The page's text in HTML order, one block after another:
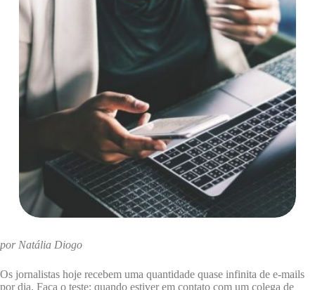
por Natália Diogo
Os jornalistas hoje recebem uma quantidade quase infinita de e-mails
por dia. Faça o teste: quando estiver em contato com um colega de